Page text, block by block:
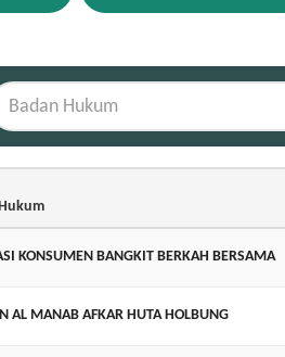
KONSUMEN BANGKIT BERKAH BERSAMA
AL MANAB AFKAR HUTA HOLBUNG